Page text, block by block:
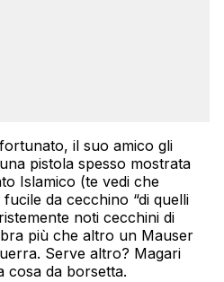
il suo amico gli
pistola spesso mostrata
Islamico (te vedi che
da cecchino “di quelli
noti cecchini di
più che altro un Mauser
Serve altro? Magari
cosa da borsetta.